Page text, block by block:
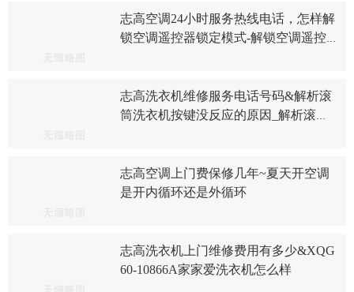
志高空调24小时服务热线电话，怎样解
锁空调遥控器锁定模式-解锁空调遥控
志高洗衣机维修服务电话号码&解析滚
筒洗衣机按键没反应的原因_解析滚筒
志高空调上门费保修几年~夏天开空调
是开内循环还是外循环
志高洗衣机上门维修费用有多少&XQG
60-10866A家家爱洗衣机怎么样